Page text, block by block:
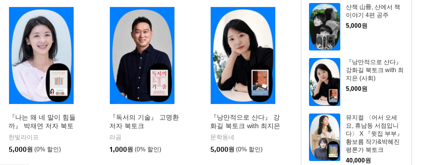
산책 山冊, 산에서 책
이야기 4편 공주
5,000원
『낭만적으로 산다』
강화길 북토크 with 최
지은 (사회)
5,000원
뮤지컬 〈어서 오세
요, 휴남동 서점입니
다〉 X 『윗집 부부』
황보름 작가&박혜진
평론가 북토크
40,000원
『나는 왜 네 말이 힘들
까』 박재연 저자 북토
크
한빛라이프
5,000원 (0% 할인)
『독서의 기술』 고명환
저자 북토크
라곰
1,000원 (0% 할인)
『낭만적으로 산다』 강
화길 북토크 with 최지은
(사회)
문학동네
5,000원 (0% 할인)